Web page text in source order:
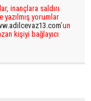
inançlara saldırı
yorumlar
’un
kişiyi bağlayıcı